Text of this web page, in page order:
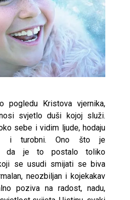
pogledu Kristova vjernika,
svjetlo duši kojoj služi.
sebe i vidim ljude, hodaju
i turobni. Ono što je
da je to postalo toliko
se usudi smijati se biva
neozbiljan i kojekakav
poziva na radost, nadu,